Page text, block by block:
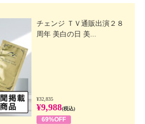
チェンジ ＴＶ通販出演２８
周年 美白の日 美...
¥32,835
¥9,988(税込)
69%OFF